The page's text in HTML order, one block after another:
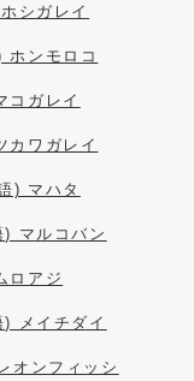
シガレイ
ホンモロコ
コガレイ
カワガレイ
) マハタ
) マルコバン
ロアジ
) メイチダイ
オンフィッシ